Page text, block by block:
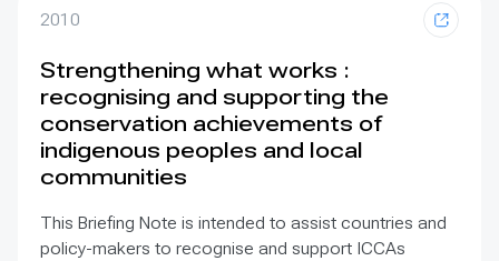
2010
Strengthening what works :
recognising and supporting the
conservation achievements of
indigenous peoples and local
communities
This Briefing Note is intended to assist countries and
policy-makers to recognise and support ICCAs